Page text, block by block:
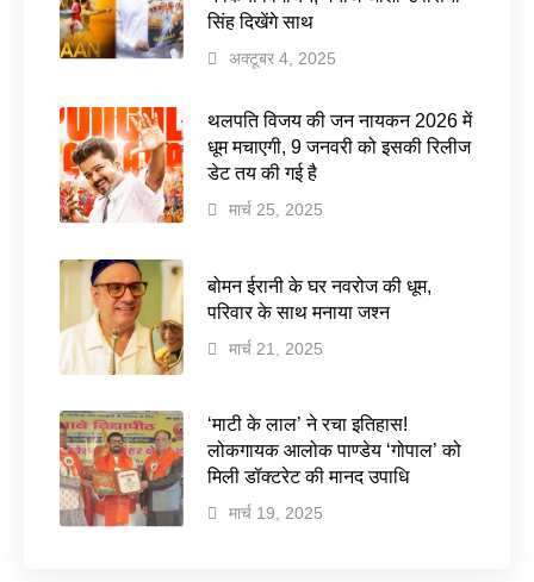
सिंह दिखेंगे साथ
अक्टूबर 4, 2025
थलपति विजय की जन नायकन 2026 में
धूम मचाएगी, 9 जनवरी को इसकी रिलीज
डेट तय की गई है
मार्च 25, 2025
बोमन ईरानी के घर नवरोज की धूम,
परिवार के साथ मनाया जश्न
मार्च 21, 2025
‘माटी के लाल’ ने रचा इतिहास!
लोकगायक आलोक पाण्डेय ‘गोपाल’ को
मिली डॉक्टरेट की मानद उपाधि
मार्च 19, 2025